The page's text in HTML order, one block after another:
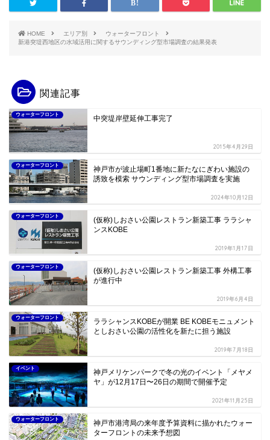
HOME エリア別
ウォーターフロント
新港突堤⻄地区の⽔域活⽤に関するサウンディング型市場調査の結果発表
関連記事
ウォーターフロント 中突堤岸壁延伸工事完了
2015年4月29日
ウォーターフロント
神戸市が波止場町1番地に新たなにぎわい施設の
誘致を模索 サウンディング型市場調査を実施
2024年10月12日
ウォーターフロント
(仮称)しおさい公園レストラン新築工事 ララシャ
ンスKOBE
2019年1月17日
ウォーターフロント
(仮称)しおさい公園レストラン新築工事 外構工事
が進行中
2019年6月4日
ウォーターフロント
ララシャンスKOBEが開業 BE KOBEモニュメント
としおさい公園の活性化を新たに担う施設
2019年7月18日
イベント
神戸メリケンパークで冬の光のイベント「メヤメ
ヤ」が12月17日〜26日の期間で開催予定
2021年11月25日
ウォーターフロント
神戸市港湾局の来年度予算資料に描かれたウォー
ターフロントの未来予想図